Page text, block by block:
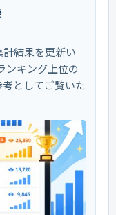
結果を更新い
ンキング上位の
としてご覧いた